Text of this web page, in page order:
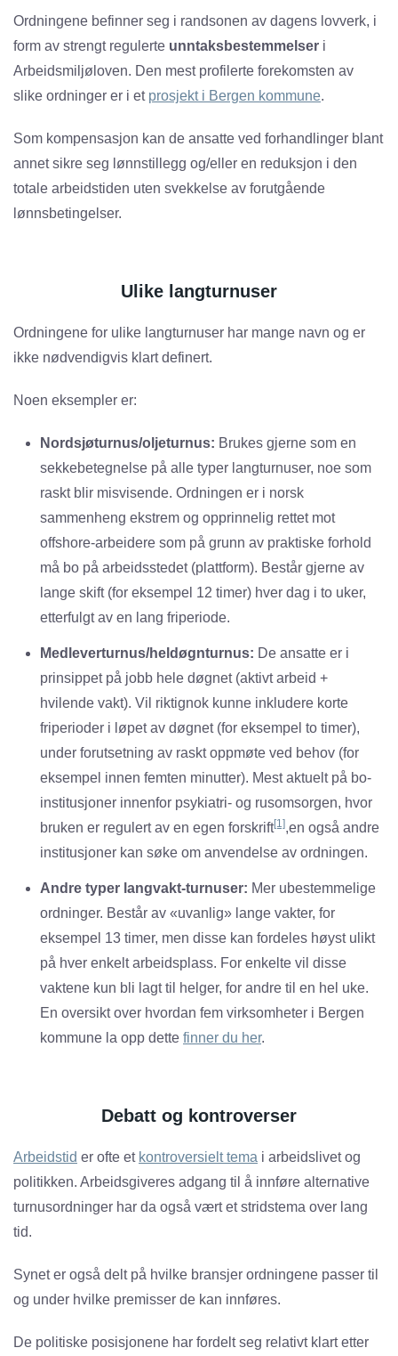
Ordningene befinner seg i randsonen av dagens lovverk, i
form av strengt regulerte unntaksbestemmelser i
Arbeidsmiljøloven. Den mest profilerte forekomsten av
slike ordninger er i et prosjekt i Bergen kommune.
Som kompensasjon kan de ansatte ved forhandlinger blant
annet sikre seg lønnstillegg og/eller en reduksjon i den
totale arbeidstiden uten svekkelse av forutgående
lønnsbetingelser.
Ulike langturnuser
Ordningene for ulike langturnuser har mange navn og er
ikke nødvendigvis klart definert.
Noen eksempler er:
Nordsjøturnus/oljeturnus: Brukes gjerne som en
sekkebetegnelse på alle typer langturnuser, noe som
raskt blir misvisende. Ordningen er i norsk
sammenheng ekstrem og opprinnelig rettet mot
offshore-arbeidere som på grunn av praktiske forhold
må bo på arbeidsstedet (plattform). Består gjerne av
lange skift (for eksempel 12 timer) hver dag i to uker,
etterfulgt av en lang friperiode.
Medleverturnus/heldøgnturnus: De ansatte er i
prinsippet på jobb hele døgnet (aktivt arbeid +
hvilende vakt). Vil riktignok kunne inkludere korte
friperioder i løpet av døgnet (for eksempel to timer),
under forutsetning av raskt oppmøte ved behov (for
eksempel innen femten minutter). Mest aktuelt på bo-
institusjoner innenfor psykiatri- og rusomsorgen, hvor
bruken er regulert av en egen forskrift[1],en også andre
institusjoner kan søke om anvendelse av ordningen.
Andre typer langvakt-turnuser: Mer ubestemmelige
ordninger. Består av «uvanlig» lange vakter, for
eksempel 13 timer, men disse kan fordeles høyst ulikt
på hver enkelt arbeidsplass. For enkelte vil disse
vaktene kun bli lagt til helger, for andre til en hel uke.
En oversikt over hvordan fem virksomheter i Bergen
kommune la opp dette finner du her.
Debatt og kontroverser
Arbeidstid er ofte et kontroversielt tema i arbeidslivet og
politikken. Arbeidsgiveres adgang til å innføre alternative
turnusordninger har da også vært et stridstema over lang
tid.
Synet er også delt på hvilke bransjer ordningene passer til
og under hvilke premisser de kan innføres.
De politiske posisjonene har fordelt seg relativt klart etter